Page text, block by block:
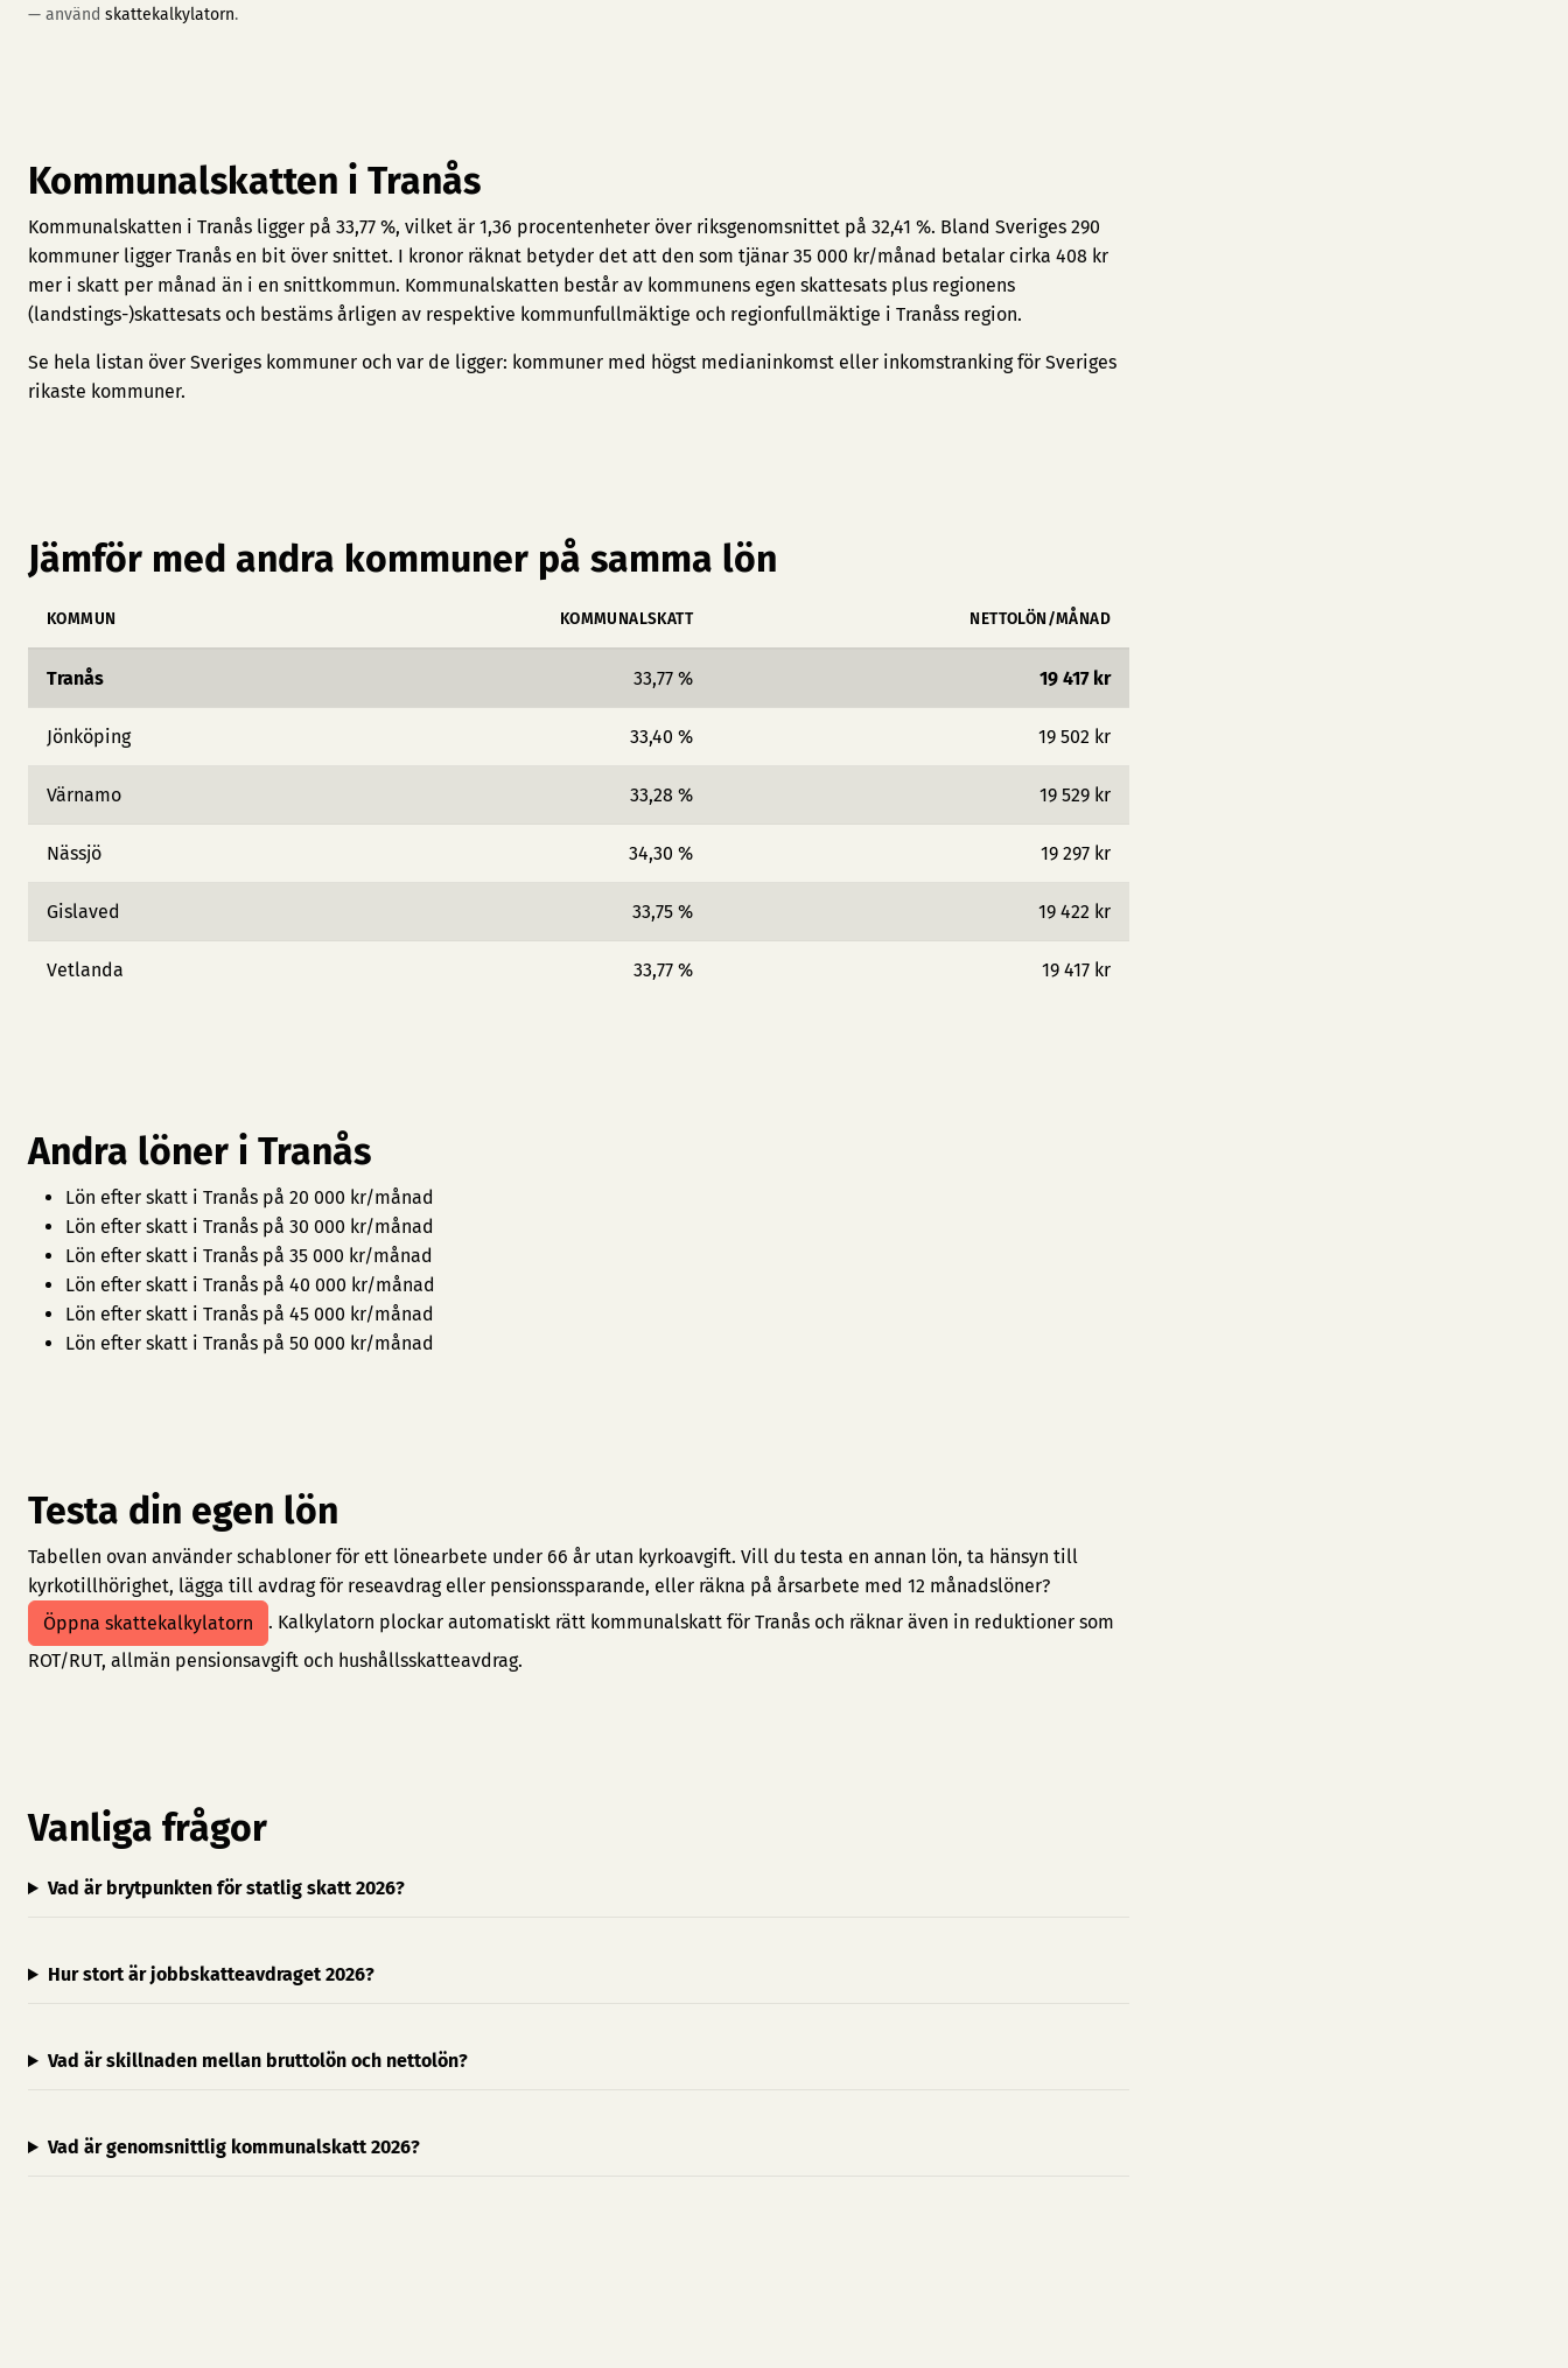
— använd skattekalkylatorn.
Kommunalskatten i Tranås
Kommunalskatten i Tranås ligger på 33,77 %, vilket är 1,36 procentenheter över riksgenomsnittet på 32,41 %. Bland Sveriges 290
kommuner ligger Tranås en bit över snittet. I kronor räknat betyder det att den som tjänar 35 000 kr/månad betalar cirka 408 kr
mer i skatt per månad än i en snittkommun. Kommunalskatten består av kommunens egen skattesats plus regionens
(landstings-)skattesats och bestäms årligen av respektive kommunfullmäktige och regionfullmäktige i Tranåss region.
Se hela listan över Sveriges kommuner och var de ligger: kommuner med högst medianinkomst eller inkomstranking för Sveriges
rikaste kommuner.
Jämför med andra kommuner på samma lön
KOMMUN KOMMUNALSKATT NETTOLÖN/MÅNAD
Tranås 33,77 % 19 417 kr
Jönköping 33,40 % 19 502 kr
Värnamo 33,28 % 19 529 kr
Nässjö 34,30 % 19 297 kr
Gislaved 33,75 % 19 422 kr
Vetlanda 33,77 % 19 417 kr
Andra löner i Tranås
Lön efter skatt i Tranås på 20 000 kr/månad
Lön efter skatt i Tranås på 30 000 kr/månad
Lön efter skatt i Tranås på 35 000 kr/månad
Lön efter skatt i Tranås på 40 000 kr/månad
Lön efter skatt i Tranås på 45 000 kr/månad
Lön efter skatt i Tranås på 50 000 kr/månad
Testa din egen lön
Tabellen ovan använder schabloner för ett lönearbete under 66 år utan kyrkoavgift. Vill du testa en annan lön, ta hänsyn till
kyrkotillhörighet, lägga till avdrag för reseavdrag eller pensionssparande, eller räkna på årsarbete med 12 månadslöner?
Öppna skattekalkylatorn
. Kalkylatorn plockar automatiskt rätt kommunalskatt för Tranås och räknar även in reduktioner som
ROT/RUT, allmän pensionsavgift och hushållsskatteavdrag.
Vanliga frågor
Vad är brytpunkten för statlig skatt 2026?
Hur stort är jobbskatteavdraget 2026?
Vad är skillnaden mellan bruttolön och nettolön?
Vad är genomsnittlig kommunalskatt 2026?